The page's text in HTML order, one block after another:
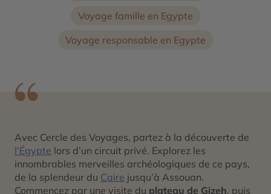
Voyage famille en Egypte
Voyage responsable en Egypte
Avec Cercle des Voyages, partez à la découverte de
l’Égypte lors d’un circuit privé. Explorez les
innombrables merveilles archéologiques de ce pays,
de la splendeur du Caire jusqu’à Assouan.
Commencez par une visite du plateau de Gizeh, puis